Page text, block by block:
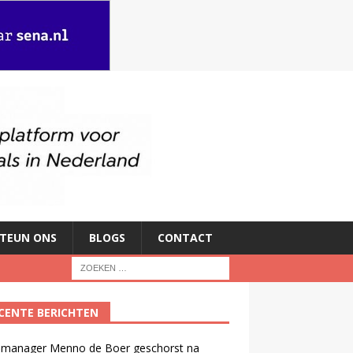
ONS BLOGS CONTACT
BERICHTEN
Menno de Boer geschorst na